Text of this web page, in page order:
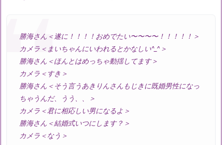
勝海さん＜遂に！！！！おめでたい〜〜〜〜！！！！！＞
カメラ＜まいちゃんにいわれるとかなしい^_^＞
勝海さん＜ほんとはめっちゃ動揺してます＞
カメラ＜すき＞
勝海さん＜そう言うあきりんさんもじきに既婚男性になっ
ちゃうんだ、うう、、＞
カメラ＜君に相応しい男になるよ＞
勝海さん＜結婚式いつにします？＞
カメラ＜なう＞